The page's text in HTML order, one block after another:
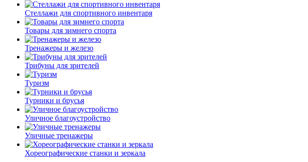
Стеллажи для спортивного инвентаря
Товары для зимнего спорта
Тренажеры и железо
Трибуны для зрителей
Туризм
Турники и брусья
Уличное благоустройство
Уличные тренажеры
Хореографические станки и зеркала